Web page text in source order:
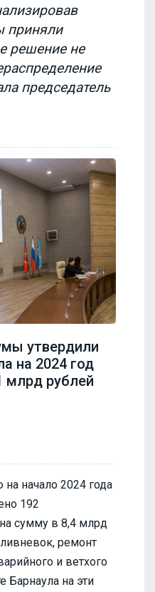
приняли
решение не
председатель
утвердили
на 2024 год
млрд рублей
начало 2024 года
192
сумму в 8,4 млрд
ремонт
и ветхого
Барнаула на эти